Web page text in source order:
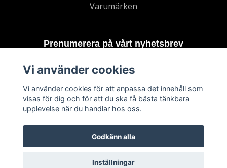
Varumärken
Prenumerera på vårt nyhetsbrev
Vi använder cookies
Vi använder cookies för att anpassa det innehåll som
visas för dig och för att du ska få bästa tänkbara
upplevelse när du handlar hos oss.
Godkänn alla
Inställningar